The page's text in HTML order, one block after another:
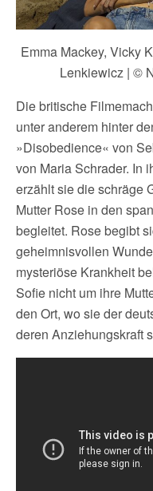
Emma Mackey, Vicky
Lenkiewicz | ©
Die britische
unter anderem hinter
»Disobedience« von
von Maria Schrader. In
erzählt sie die schräge
Mutter Rose in den
begleitet. Rose begibt
geheimnisvollen
mysteriöse Krankheit
Sofie nicht um ihre
den Ort, wo sie der
deren Anziehungskraft